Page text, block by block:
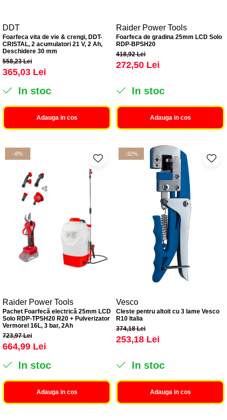
DDT
Foarfeca vita de vie & crengi, DDT-
CRISTAL, 2 acumulatori 21 V, 2 Ah,
Deschidere 30 mm
558,23 Lei
365,03 Lei
In stoc
Adauga in cos
Raider Power Tools
Foarfeca de gradina 25mm LCD Solo
RDP-BPSH20
418,92 Lei
272,50 Lei
In stoc
Adauga in cos
-8%
Raider Power Tools
Pachet Foarfecă electrică 25mm LCD
Solo RDP-TPSH20 R20 + Pulverizator
Vermorel 16L, 3 bar, 2Ah
723,97 Lei
664,99 Lei
In stoc
Adauga in cos
-32%
Vesco
Cleste pentru altoit cu 3 lame Vesco
R10 Italia
374,18 Lei
253,18 Lei
In stoc
Adauga in cos